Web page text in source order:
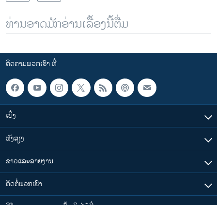
ທ່ານອາດມັກອ່ານເລື້ອງນີ້ຕື່ມ
ຕິດຕາມພວກເຮົາ ທີ່
ເບິ່ງ
ຟັງສຽງ
ຂ່າວແລະລາຍງານ
ຕິດຕໍ່ພວກເຮົາ